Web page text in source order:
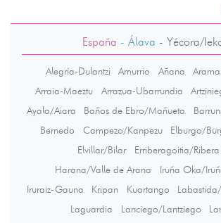
España - Álava - Yécora/
Alegría-Dulantzi Amurrio Añana
Arraia-Maeztu
Arrazua-Ubarrundia
Ayala/Aiara
Baños de Ebro/Mañueta
Bernedo
Campezo/Kanpezu Elburgo/
Elvillar/Bilar
Erriberagoitia/
Harana/Valle de Arana
Iruña Oka/
Iruraiz-Gauna
Kripan Kuartango
Laguardia
Lanciego/Lantziego